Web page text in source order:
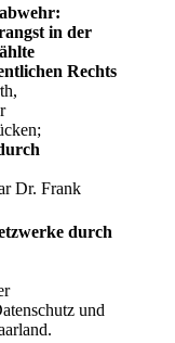
in der
Rechts
Dr. Frank
durch
und